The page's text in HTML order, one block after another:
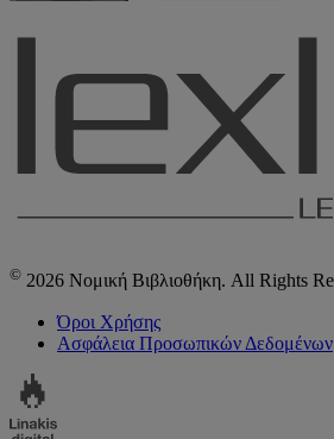
© 2026 Νομική Βιβλιοθήκη. All Rights
Όροι Χρήσης
Ασφάλεια Προσωπικών Δεδομένων